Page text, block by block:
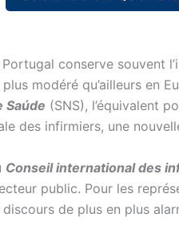
conserve souvent
modéré qu’ailleurs en
Saúde (SNS), l’équivalent
des infirmiers, une
Conseil international des
public. Pour les
discours de plus en plus